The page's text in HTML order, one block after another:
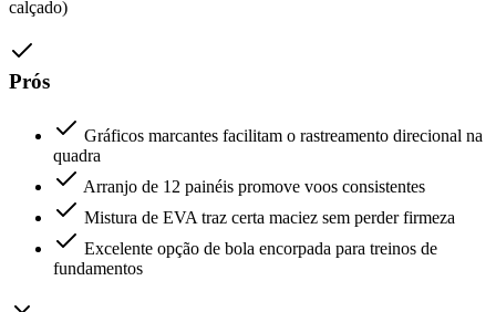
calçado)
Prós
Gráficos marcantes facilitam o rastreamento direcional na
quadra
Arranjo de 12 painéis promove voos consistentes
Mistura de EVA traz certa maciez sem perder firmeza
Excelente opção de bola encorpada para treinos de
fundamentos